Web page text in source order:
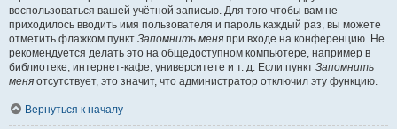
воспользоваться вашей учётной записью. Для того чтобы вам не
приходилось вводить имя пользователя и пароль каждый раз, вы можете
отметить флажком пункт Запомнить меня при входе на конференцию. Не
рекомендуется делать это на общедоступном компьютере, например в
библиотеке, интернет-кафе, университете и т. д. Если пункт Запомнить
меня отсутствует, это значит, что администратор отключил эту функцию.
Вернуться к началу